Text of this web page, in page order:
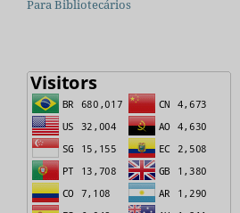
Para Bibliotecários